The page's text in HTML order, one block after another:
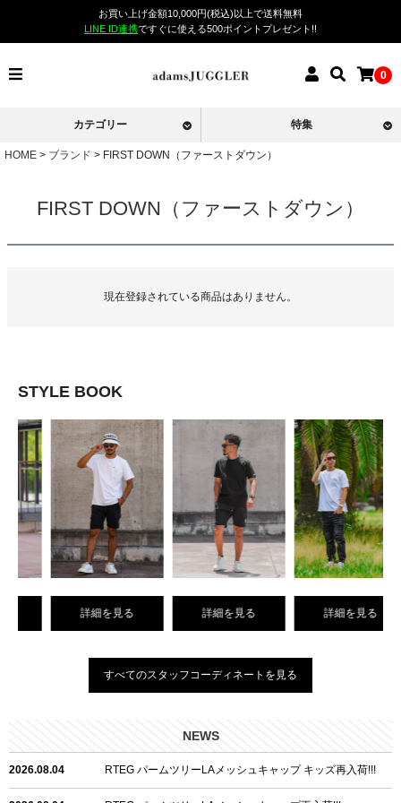
お買い上げ金額10,000円(税込)以上で送料無料
LINE ID連携ですぐに使える500ポイントプレゼント!!
0
カテゴリー 特集
HOME ブランド FIRST DOWN（ファーストダウン）
FIRST DOWN（ファーストダウン）
現在登録されている商品はありません。
STYLE BOOK
詳細を見る 詳細を見る 詳細を見る
すべてのスタッフコーディネートを見る
NEWS
2026.08.04 RTEG パームツリーLAメッシュキャップ キッズ再入荷!!!